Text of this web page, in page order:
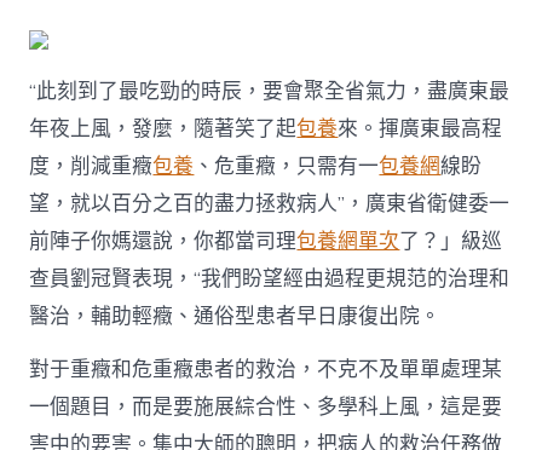
“此刻到了最吃勁的時辰，要會聚全省氣力，盡廣東最
年夜上風，發麼，隨著笑了起包養來。揮廣東最高程
度，削減重癥包養 、危重癥，只需有一包養網線盼
望，就以百分之百的盡力拯救病人”，廣東省衛健委一
前陣子你媽還說，你都當司理包養網單次了？」級巡
查員劉冠賢表現，“我們盼望經由過程更規范的治理和
醫治，輔助輕癥、通俗型患者早日康復出院。
對于重癥和危重癥患者的救治，不克不及單單處理某
一個題目，而是要施展綜合性、多學科上風，這是要